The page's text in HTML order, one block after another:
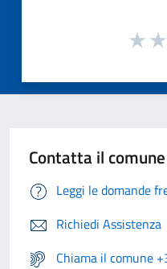
Contatta il comune
Leggi le domande
Richiedi Assistenza
Chiama il comune